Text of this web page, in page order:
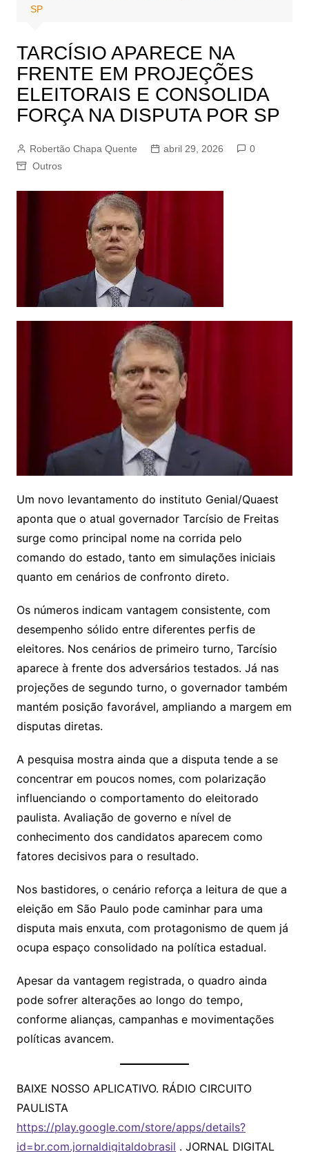
SP
TARCÍSIO APARECE NA
FRENTE EM PROJEÇÕES
ELEITORAIS E CONSOLIDA
FORÇA NA DISPUTA POR SP
Robertão Chapa Quente abril 29, 2026
0
Outros
Um novo levantamento do instituto Genial/Quaest
aponta que o atual governador Tarcísio de Freitas
surge como principal nome na corrida pelo
comando do estado, tanto em simulações iniciais
quanto em cenários de confronto direto.
Os números indicam vantagem consistente, com
desempenho sólido entre diferentes perfis de
eleitores. Nos cenários de primeiro turno, Tarcísio
aparece à frente dos adversários testados. Já nas
projeções de segundo turno, o governador também
mantém posição favorável, ampliando a margem em
disputas diretas.
A pesquisa mostra ainda que a disputa tende a se
concentrar em poucos nomes, com polarização
influenciando o comportamento do eleitorado
paulista. Avaliação de governo e nível de
conhecimento dos candidatos aparecem como
fatores decisivos para o resultado.
Nos bastidores, o cenário reforça a leitura de que a
eleição em São Paulo pode caminhar para uma
disputa mais enxuta, com protagonismo de quem já
ocupa espaço consolidado na política estadual.
Apesar da vantagem registrada, o quadro ainda
pode sofrer alterações ao longo do tempo,
conforme alianças, campanhas e movimentações
políticas avancem.
BAIXE NOSSO APLICATIVO. RÁDIO CIRCUITO
PAULISTA
https://play.google.com/store/apps/details?
id=br.com.jornaldigitaldobrasil . JORNAL DIGITAL